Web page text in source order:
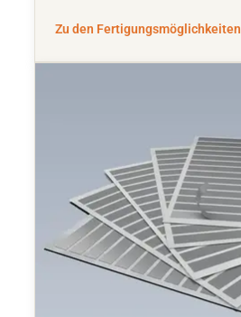
Zu den Fertigungsmöglichkeiten